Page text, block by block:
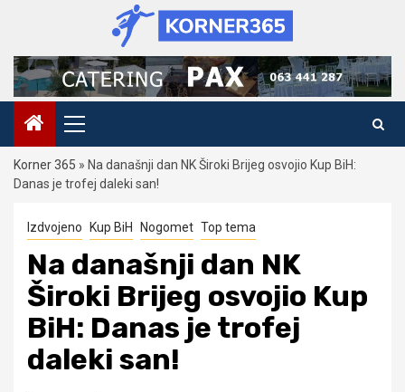
content
Primary
Menu
Korner 365 » Na današnji dan NK Široki Brijeg osvojio Kup BiH:
Danas je trofej daleki san!
Izdvojeno Kup BiH Nogomet Top tema
Na današnji dan NK
Široki Brijeg osvojio Kup
BiH: Danas je trofej
daleki san!